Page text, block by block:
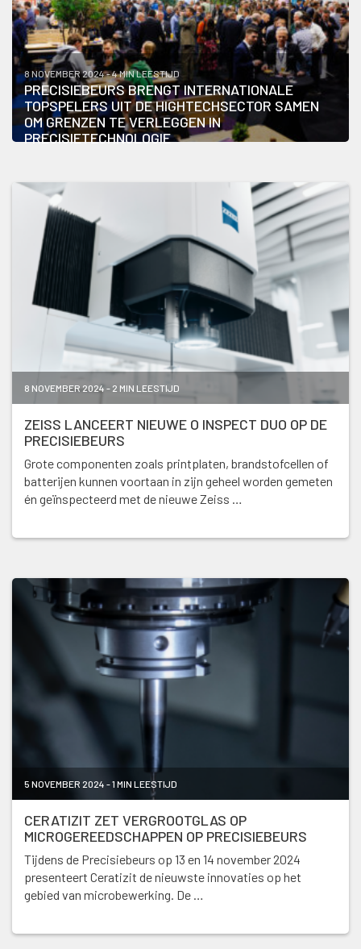
8 NOVEMBER 2024 - 4 MIN LEESTIJD
PRECISIEBEURS BRENGT INTERNATIONALE
TOPSPELERS UIT DE HIGHTECHSECTOR SAMEN
OM GRENZEN TE VERLEGGEN IN
PRECISIETECHNOLOGIE
8 NOVEMBER 2024 - 2 MIN LEESTIJD
ZEISS LANCEERT NIEUWE O INSPECT DUO OP DE
PRECISIEBEURS
Grote componenten zoals printplaten, brandstofcellen of
batterijen kunnen voortaan in zijn geheel worden gemeten
én geïnspecteerd met de nieuwe Zeiss …
5 NOVEMBER 2024 - 1 MIN LEESTIJD
CERATIZIT ZET VERGROOTGLAS OP
MICROGEREEDSCHAPPEN OP PRECISIEBEURS
Tijdens de Precisiebeurs op 13 en 14 november 2024
presenteert Ceratizit de nieuwste innovaties op het
gebied van microbewerking. De …